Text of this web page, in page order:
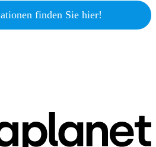
finden Sie hier!